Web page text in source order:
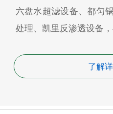
六盘水超滤设备、都匀
处理、凯里反渗透设备
了解